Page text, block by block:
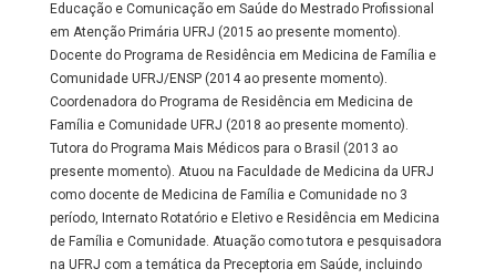
Educação e Comunicação em Saúde do Mestrado Profissional
em Atenção Primária UFRJ (2015 ao presente momento).
Docente do Programa de Residência em Medicina de Família e
Comunidade UFRJ/ENSP (2014 ao presente momento).
Coordenadora do Programa de Residência em Medicina de
Família e Comunidade UFRJ (2018 ao presente momento).
Tutora do Programa Mais Médicos para o Brasil (2013 ao
presente momento). Atuou na Faculdade de Medicina da UFRJ
como docente de Medicina de Família e Comunidade no 3
período, Internato Rotatório e Eletivo e Residência em Medicina
de Família e Comunidade. Atuação como tutora e pesquisadora
na UFRJ com a temática da Preceptoria em Saúde, incluindo